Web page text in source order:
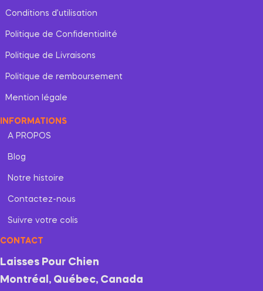
Conditions d’utilisation
Politique de Confidentialité
Politique de Livraisons
Politique de remboursement
Mention légale
INFORMATIONS
A PROPOS
Blog
Notre histoire
Contactez-nous
Suivre votre colis
CONTACT
Laisses Pour Chien
Montréal, Québec, Canada